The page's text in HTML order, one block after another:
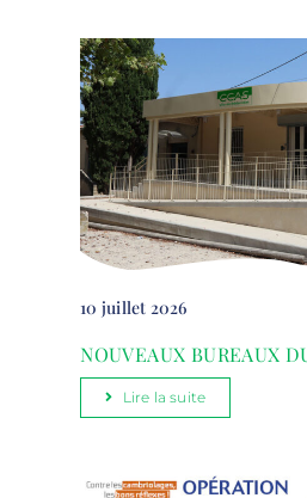
10 juillet 2026
NOUVEAUX BUREAUX
Lire la suite